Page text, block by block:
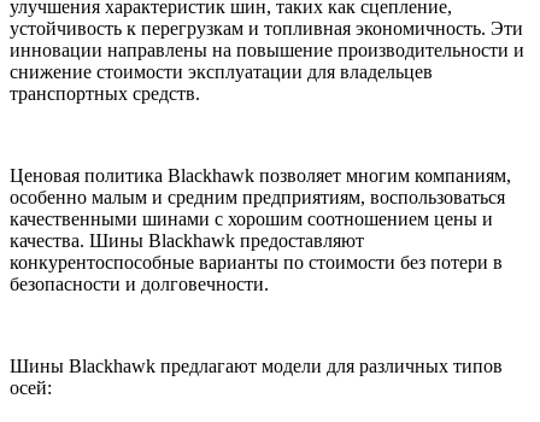
улучшения характеристик шин, таких как сцепление,
устойчивость к перегрузкам и топливная экономичность. Эти
инновации направлены на повышение производительности и
снижение стоимости эксплуатации для владельцев
транспортных средств.
Ценовая политика Blackhawk позволяет многим компаниям,
особенно малым и средним предприятиям, воспользоваться
качественными шинами с хорошим соотношением цены и
качества. Шины Blackhawk предоставляют
конкурентоспособные варианты по стоимости без потери в
безопасности и долговечности.
Шины Blackhawk предлагают модели для различных типов
осей: